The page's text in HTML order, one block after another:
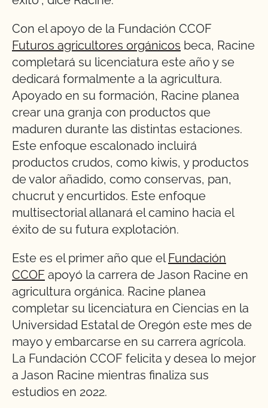
Con el apoyo de la Fundación CCOF
Futuros agricultores orgánicos beca, Racine
completará su licenciatura este año y se
dedicará formalmente a la agricultura.
Apoyado en su formación, Racine planea
crear una granja con productos que
maduren durante las distintas estaciones.
Este enfoque escalonado incluirá
productos crudos, como kiwis, y productos
de valor añadido, como conservas, pan,
chucrut y encurtidos. Este enfoque
multisectorial allanará el camino hacia el
éxito de su futura explotación.
Este es el primer año que elFundación
CCOF apoyó la carrera de Jason Racine en
agricultura orgánica. Racine planea
completar su licenciatura en Ciencias en la
Universidad Estatal de Oregón este mes de
mayo y embarcarse en su carrera agrícola.
La Fundación CCOF felicita y desea lo mejor
a Jason Racine mientras finaliza sus
estudios en 2022.